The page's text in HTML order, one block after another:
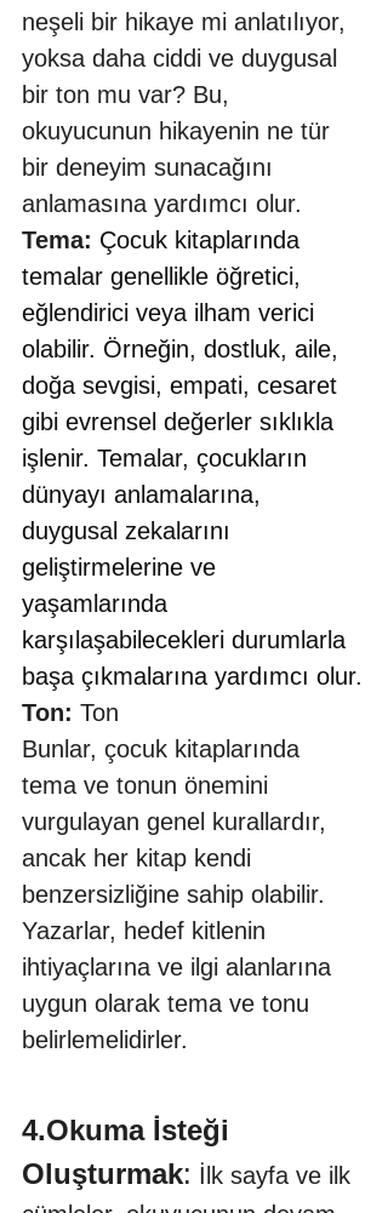
neşeli bir hikaye mi anlatılıyor,
yoksa daha ciddi ve duygusal
bir ton mu var? Bu,
okuyucunun hikayenin ne tür
bir deneyim sunacağını
anlamasına yardımcı olur.
Tema: Çocuk kitaplarında
temalar genellikle öğretici,
eğlendirici veya ilham verici
olabilir. Örneğin, dostluk, aile,
doğa sevgisi, empati, cesaret
gibi evrensel değerler sıklıkla
işlenir. Temalar, çocukların
dünyayı anlamalarına,
duygusal zekalarını
geliştirmelerine ve
yaşamlarında
karşılaşabilecekleri durumlarla
başa çıkmalarına yardımcı olur.
Ton: Ton
Bunlar, çocuk kitaplarında
tema ve tonun önemini
vurgulayan genel kurallardır,
ancak her kitap kendi
benzersizliğine sahip olabilir.
Yazarlar, hedef kitlenin
ihtiyaçlarına ve ilgi alanlarına
uygun olarak tema ve tonu
belirlemelidirler.
4.Okuma İsteği
Oluşturmak: İlk sayfa ve ilk